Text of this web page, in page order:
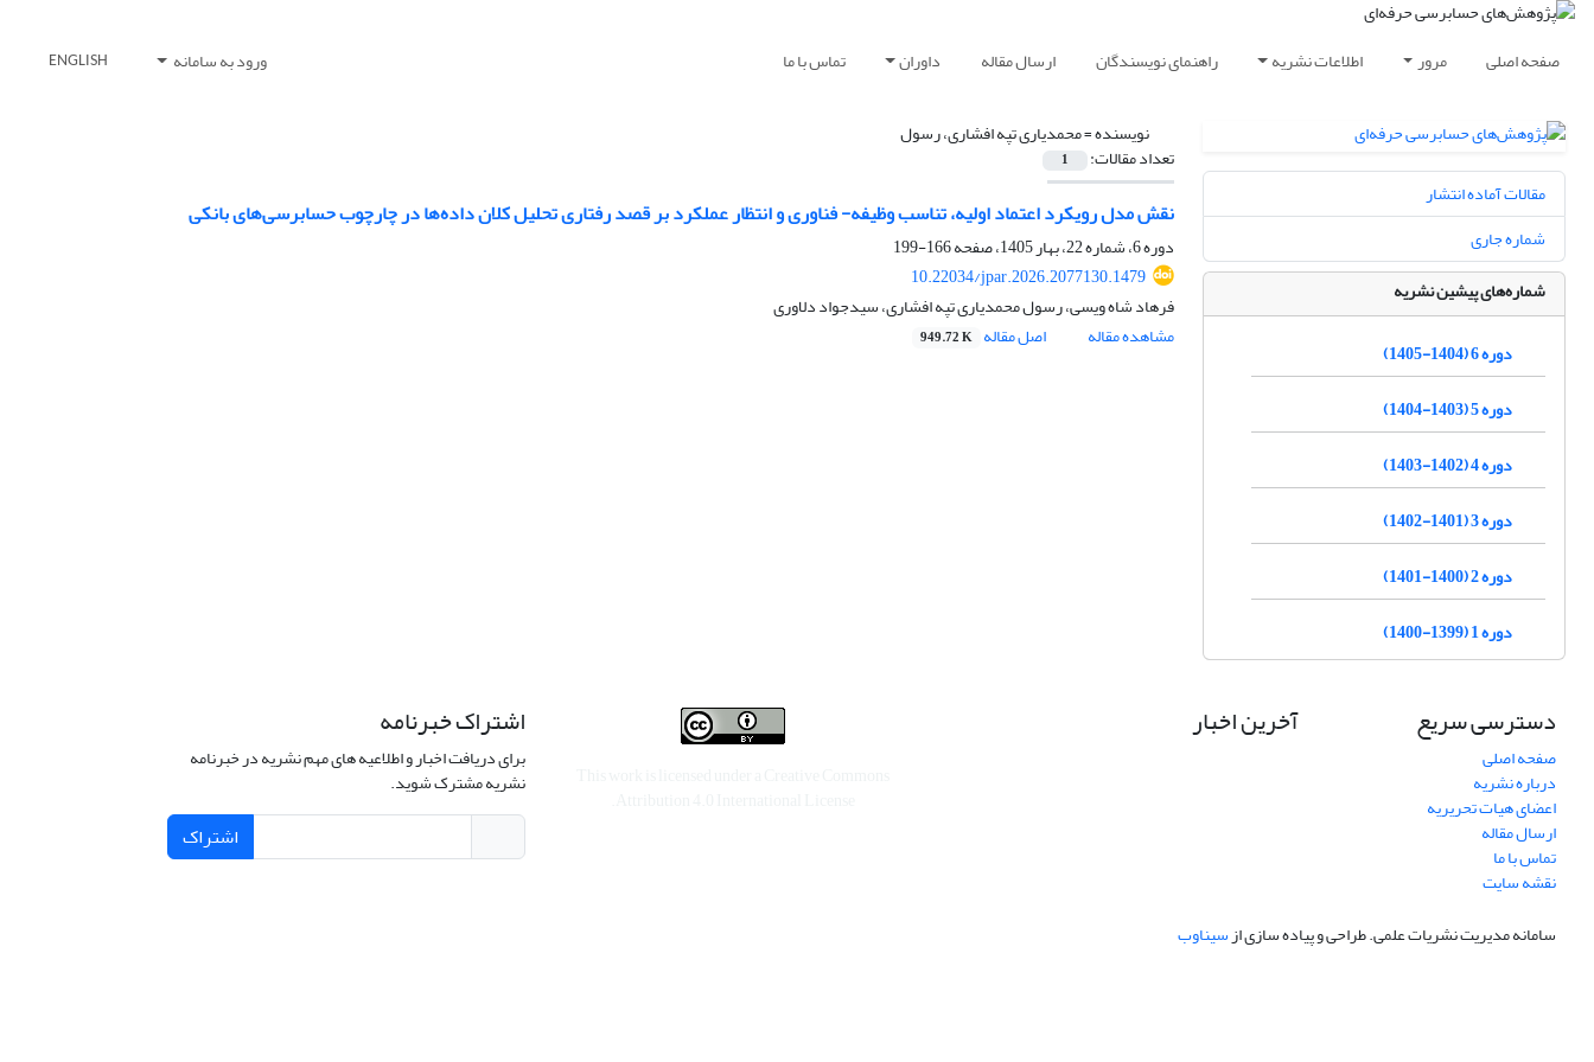
صفحه اصلی مرور اطلاعات نشریه راهنمای نویسندگان ارسال مقاله داوران تماس با ما ورود به سامانه ENGLISH
نویسنده =محمدیاری تپه افشاری، رسول
تعداد مقالات: 1
نقش مدل رویکرد اعتماد اولیه، تناسب وظیفه- فناوری و انتظار عملکرد بر قصد رفتاری تحلیل کلان داده‌ها در چارچوب حسابرسی‌های بانکی
دوره 6، شماره 22، بهار 1405، صفحه
166-199
10.22034/jpar.2026.2077130.1479
فرهاد شاه ویسی، رسول محمدیاری تپه افشاری، سیدجواد دلاوری
مشاهده مقاله
اصل مقاله 949.72 K
مقالات آماده انتشار
شماره جاری
شماره‌های پیشین نشریه
دوره 6 (1404-1405)
دوره 5 (1403-1404)
دوره 4 (1402-1403)
دوره 3 (1401-1402)
دوره 2 (1400-1401)
دوره 1 (1399-1400)
دسترسی سریع
صفحه اصلی
درباره نشریه
اعضای هیات تحریریه
ارسال مقاله
تماس با ما
نقشه سایت
آخرین اخبار اشتراک خبرنامه
برای دریافت اخبار و اطلاعیه های مهم نشریه در خبرنامه
نشریه مشترک شوید.
اشتراک
سامانه مدیریت نشریات علمی.طراحی و پیاده سازی ازسیناوب